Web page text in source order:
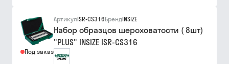
Под заказ
АртикулISR-CS316БрендINSIZE
Набор образцов шероховатости ( 8шт)
"PLUS" INSIZE ISR-CS316